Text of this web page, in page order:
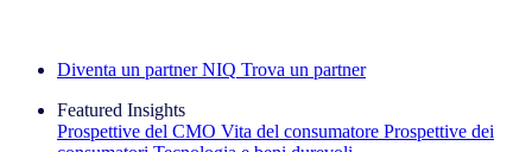
Diventa un partner NIQ Trova un partner
Featured Insights
Prospettive del CMO Vita del consumatore Prospettive dei